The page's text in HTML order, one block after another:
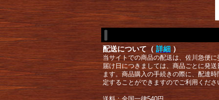
配送について（ 詳細 ）
当サイトでの商品の配送は、佐川急便
届け日につきましては、商品ごとに発
ます。商品購入の手続きの際に、配達
定することができますのでご利用くださ